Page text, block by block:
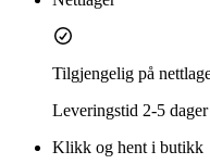
Tilgjengelig på
Leveringstid 2-5 dager
Klikk og hent i butikk